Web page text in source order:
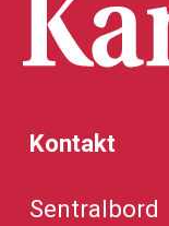
Kontakt
Sentralbord